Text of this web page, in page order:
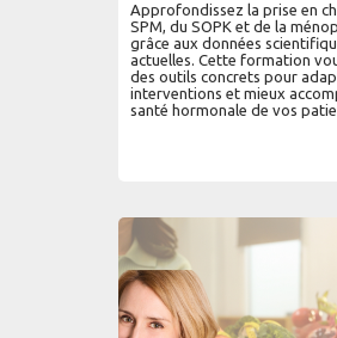
Approfondissez la prise en
SPM, du SOPK et de la
grâce aux données
actuelles. Cette formation
des outils concrets pour
interventions et mieux
santé hormonale de vos
AJOUTER AU PANIER